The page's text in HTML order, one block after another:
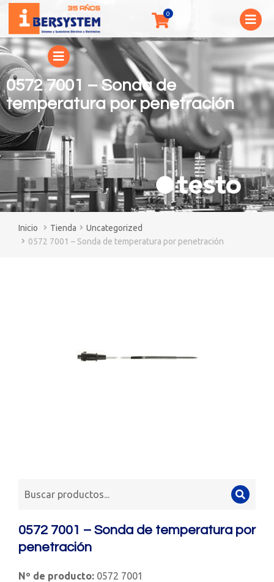
0572 7001 – Sonda de
temperatura por penetración
You are here:
Tienda
Uncategorized
0572 7001 – Sonda de temperatura por penetración
0572 7001 – Sonda de temperatura por
penetración
Nº de producto: 0572 7001